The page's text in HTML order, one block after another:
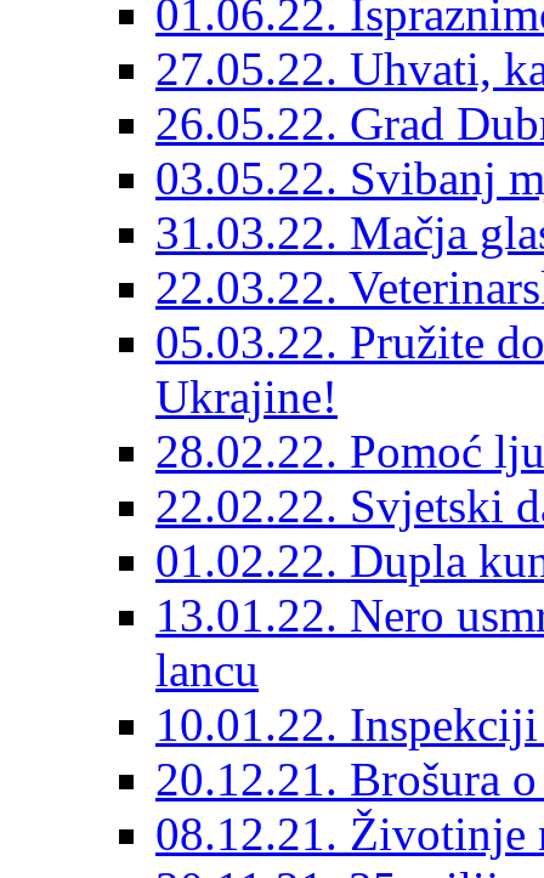
01.06.22.
27.05.22. Uhvati,
26.05.22. Grad
03.05.22. Svibanj
31.03.22. Mačja
22.03.22.
05.03.22. Pružite
Ukrajine!
28.02.22. Pomoć
22.02.22. Svjetski
01.02.22. Dupla
13.01.22. Nero
lancu
10.01.22.
20.12.21. Brošura
08.12.21.